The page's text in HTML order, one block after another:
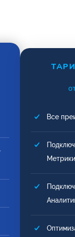
Все
Метрики